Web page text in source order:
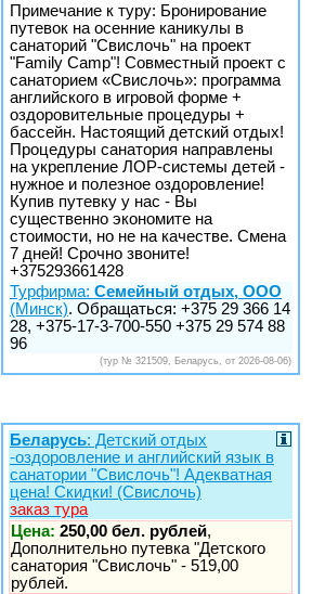
Примечание к туру: Бронирование
путевок на осенние каникулы в
санаторий "Свислочь" на проект
"Family Camp"! Совместный проект с
санаторием «Свислочь»: программа
английского в игровой форме +
оздоровительные процедуры +
бассейн. Настоящий детский отдых!
Процедуры санатория направлены
на укрепление ЛОР-системы детей -
нужное и полезное оздоровление!
Купив путевку у нас - Вы
существенно экономите на
стоимости, но не на качестве. Смена
7 дней! Срочно звоните!
+375293661428
Турфирма: Семейный отдых, ООО
(Минск). Обращаться: +375 29 366 14
28, +375-17-3-700-550 +375 29 574 88
96
(тур № 321509, Беларусь, от 2026-08-06)
Беларусь: Детский отдых
-оздоровление и английский язык в
санатории "Свислочь"! Адекватная
цена! Скидки! (Свислочь)
заказ тура
Цена: 250,00 бел. рублей,
Дополнительно путевка "Детского
санатория "Свислочь" - 519,00
рублей.